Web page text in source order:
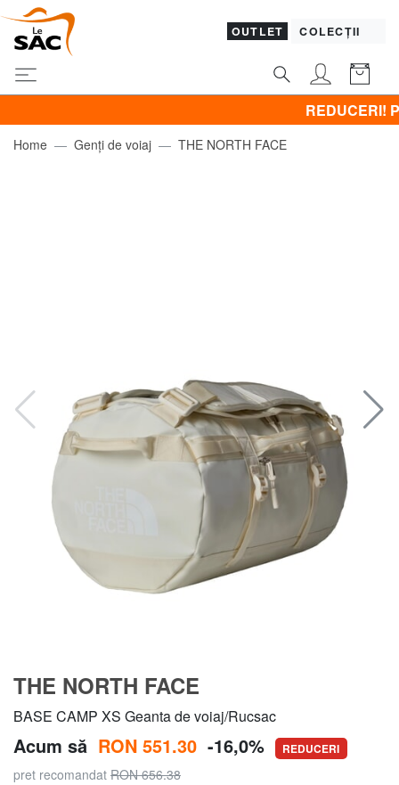
OUTLET COLECȚII
REDUCERI!
Home Genți de voiaj THE NORTH FACE
THE NORTH FACE
BASE CAMP XS Geanta de voiaj/Rucsac
Acum să RON 551.30 -16,0% REDUCERI
pret recomandat RON 656.38